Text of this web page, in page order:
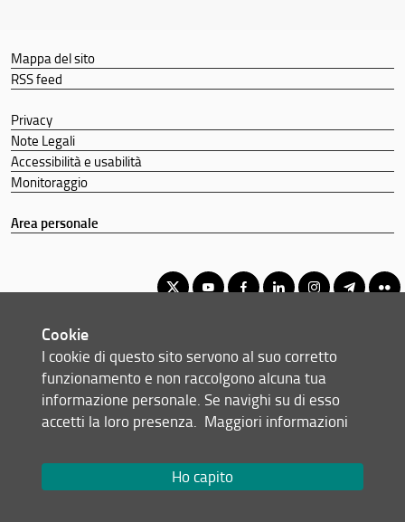
Mappa del sito
RSS feed
Privacy
Note Legali
Accessibilità e usabilità
Monitoraggio
Area personale
© Copyright 2012-2026 Università degli Studi di Firenze UNIFI
P.IVA/Cod.Fis 01279680480
Viale Morgagni, 40/44 - 50134 Firenze (FI)
Email:
Cookie
I cookie di questo sito servono al suo corretto
funzionamento e non raccolgono alcuna tua
informazione personale. Se navighi su di esso
accetti la loro presenza. Maggiori informazioni
Ho capito